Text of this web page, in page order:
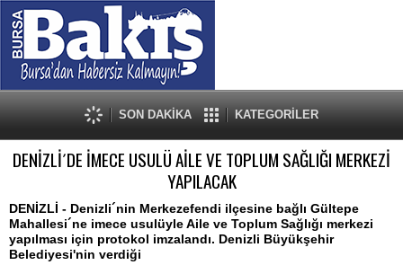
SON DAKİKA KATEGORİLER
DENİZLİ´DE İMECE USULÜ AİLE VE TOPLUM SAĞLIĞI MERKEZİ
YAPILACAK
DENİZLİ - Denizli´nin Merkezefendi ilçesine bağlı Gültepe
Mahallesi´ne imece usulüyle Aile ve Toplum Sağlığı merkezi
yapılması için protokol imzalandı. Denizli Büyükşehir
Belediyesi'nin verdiği